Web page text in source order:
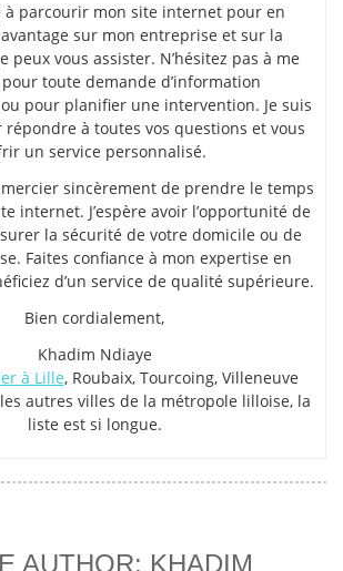
à parcourir mon site internet pour en
sur mon entreprise et sur la
peux vous assister. N’hésitez pas à me
toute demande d’information
pour planifier une intervention. Je suis
à toutes vos questions et vous
un service personnalisé.
sincèrement de prendre le temps
internet. J’espère avoir l’opportunité de
la sécurité de votre domicile ou de
Faites confiance à mon expertise en
d’un service de qualité supérieure.
Bien cordialement,
Khadim Ndiaye
à Lille, Roubaix, Tourcoing, Villeneuve
autres villes de la métropole lilloise, la
liste est si longue.
AUTHOR: KHADIM